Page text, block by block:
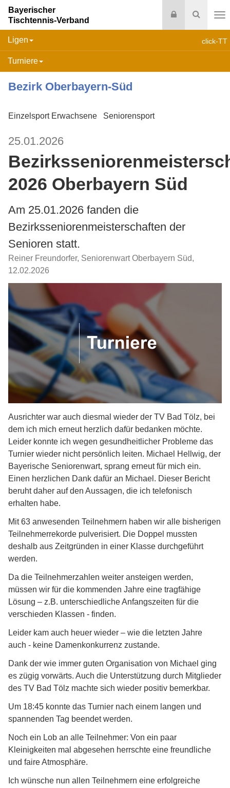
Suche
Login
Bayerischer
Tischtennis-Verband
click-TT
Ligen
Turniere
Bezirk Oberbayern-Süd
Einzelsport Erwachsene Seniorensport
25.01.2026
2026 Oberbayern Süd
Am 25.01.2026 fanden die
Bezirksseniorenmeisterschaften der
Senioren statt.
Reiner Freundorfer, Seniorenwart Oberbayern Süd,
12.02.2026
Ausrichter war auch diesmal wieder der TV Bad Tölz, bei
dem ich mich erneut herzlich dafür bedanken möchte.
Leider konnte ich wegen gesundheitlicher Probleme das
Turnier wieder nicht persönlich leiten. Michael Hellwig, der
Bayerische Seniorenwart, sprang erneut für mich ein.
Einen herzlichen Dank dafür an Michael. Dieser Bericht
beruht daher auf den Aussagen, die ich telefonisch
erhalten habe.
Mit 63 anwesenden Teilnehmern haben wir alle bisherigen
Teilnehmerrekorde pulverisiert. Die Doppel mussten
deshalb aus Zeitgründen in einer Klasse durchgeführt
werden.
Da die Teilnehmerzahlen weiter ansteigen werden,
müssen wir für die kommenden Jahre eine tragfähige
Lösung – z.B. unterschiedliche Anfangszeiten für die
verschieden Klassen - finden.
Leider kam auch heuer wieder – wie die letzten Jahre
auch - keine Damenkonkurrenz zustande.
Dank der wie immer guten Organisation von Michael ging
es zügig vorwärts. Auch die Unterstützung durch Mitglieder
des TV Bad Tölz machte sich wieder positiv bemerkbar.
Um 18:45 konnte das Turnier nach einem langen und
spannenden Tag beendet werden.
Noch ein Lob an alle Teilnehmer: Von ein paar
Kleinigkeiten mal abgesehen herrschte eine freundliche
und faire Atmosphäre.
Ich wünsche nun allen Teilnehmern eine erfolgreiche